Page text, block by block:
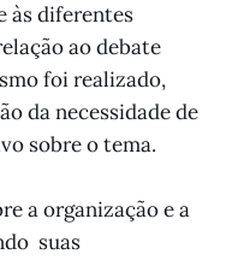
às diferentes
ao debate
foi realizado,
da necessidade de
sobre o tema.
a organização e a
suas